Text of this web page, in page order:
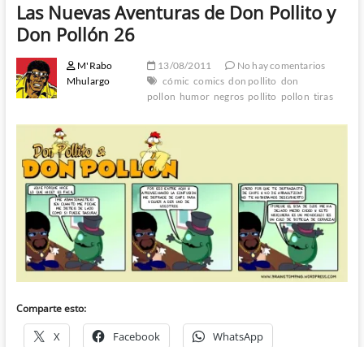
Las Nuevas Aventuras de Don Pollito y
Don Pollón 26
M'Rabo
Mhulargo
13/08/2011
No hay comentarios
cómic comics don pollito don
pollon humor negros pollito pollon tiras
Comparte esto:
X Facebook WhatsApp